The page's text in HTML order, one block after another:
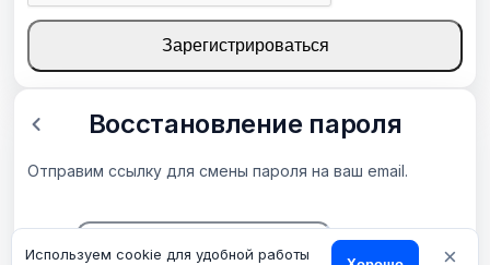
Используем cookie для удобной работы
×
Зарегистрироваться
Восстановление пароля
Отправим ссылку для смены пароля на ваш email.
Email